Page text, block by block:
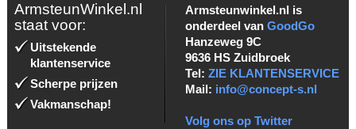
ArmsteunWinkel.nl
staat voor:
Uitstekende
klantenservice
Scherpe prijzen
Vakmanschap!
Armsteunwinkel.nl is
onderdeel van GoodGo
Hanzeweg 9C
9636 HS Zuidbroek
Tel: ZIE KLANTENSERVICE
Mail: info@concept-s.nl
Volg ons op Twitter